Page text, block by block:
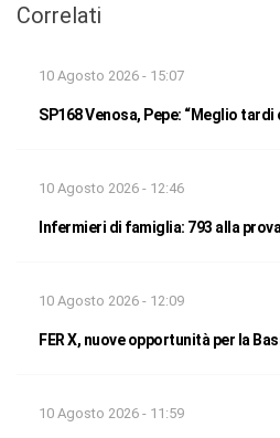
Correlati
10 Agosto 2026 - 15:07
SP168 Venosa, Pepe: “Meglio tardi
10 Agosto 2026 - 12:46
Infermieri di famiglia: 793 alla
10 Agosto 2026 - 12:09
FER X, nuove opportunità per la
10 Agosto 2026 - 11:59